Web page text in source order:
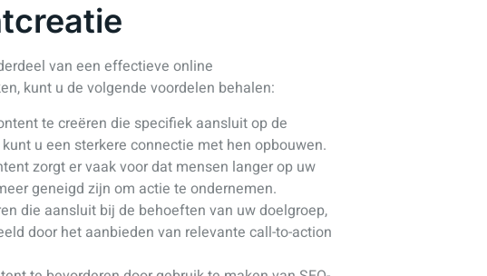
van een effectieve online
kunt u de volgende voordelen behalen:
te creëren die specifiek aansluit op de
u een sterkere connectie met hen opbouwen.
zorgt er vaak voor dat mensen langer op uw
geneigd zijn om actie te ondernemen.
die aansluit bij de behoeften van uw doelgroep,
door het aanbieden van relevante call-to-action